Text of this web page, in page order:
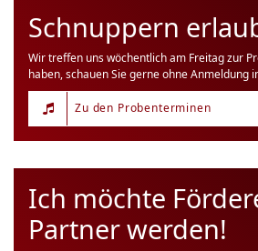
Schnuppern
Wir treffen uns wöchentlich am Freitag zur
haben, schauen Sie gerne ohne Anmeldung
Zu den Probenterminen
Ich möchte
Partner werden!